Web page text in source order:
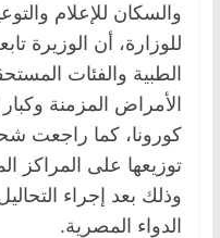
والسكان للإعلام
للوزارة، أن الوزيرة
الطبية والفئات
الأمراض المزمنة
كورونا، كما راجعت
توزيعها على المراكز
وذلك بعد إجراء
الدواء المصرية.